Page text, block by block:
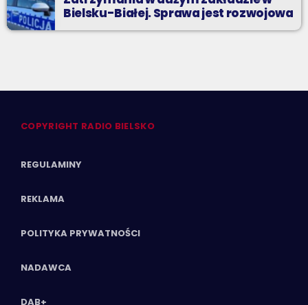
Bielsku-Białej. Sprawa jest rozwojowa
COPYRIGHT RADIO BIELSKO
REGULAMINY
REKLAMA
POLITYKA PRYWATNOŚCI
NADAWCA
DAB+